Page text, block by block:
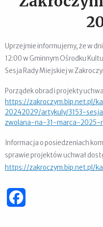
Uprzejmie informujemy, że w
12:00 w Gminnym Ośrodku
Sesja Rady Miejskiej w
Porządek obrad i projekty
https://zakroczym.bip.net.pl/
20242029/artykuly/3153-
zwolana-na-31-marca-2025-
Informacja o posiedzeniach
sprawie projektów uchwał
https://zakroczym.bip.net.pl/